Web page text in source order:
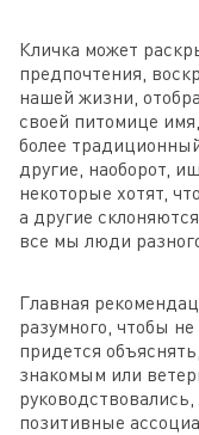
Кличка может
предпочтения,
нашей жизни,
своей питомице
более
другие, наоборот,
некоторые хотят,
а другие
все мы люди
Главная
разумного, чтобы
придется
знакомым или
позитивные